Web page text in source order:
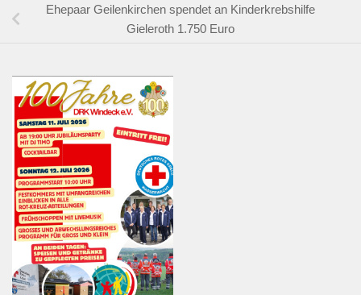
Ehepaar Geilenkirchen spendet an Kinderkrebshilfe
Gieleroth 1.750 Euro